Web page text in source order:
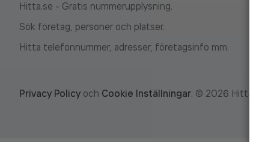
Hitta.se - Gratis nummerupplysning.
Sök företag, personer och platser.
Hitta telefonnummer, adresser, företagsinfo mm.
Privacy Policy och Cookie Inställningar. © 2026 Hitta.se